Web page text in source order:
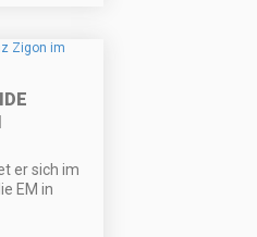
er sich im
EM in